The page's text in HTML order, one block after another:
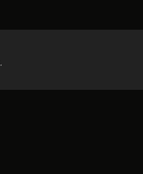
.